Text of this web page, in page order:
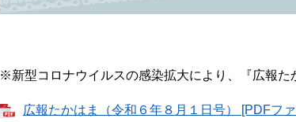
※新型コロナウイルスの感染拡大により、『広報た
広報たかはま（令和６年８月１日号） [PDFフ